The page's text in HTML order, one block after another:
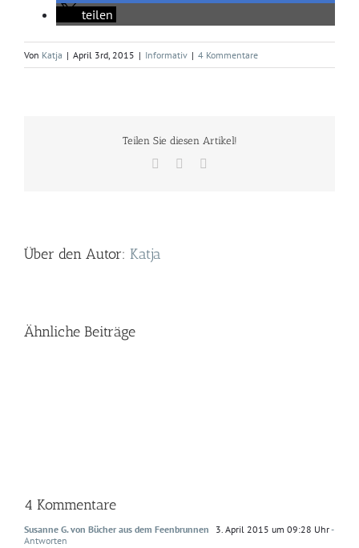
teilen
Von Katja | April 3rd, 2015 | Informativ | 4 Kommentare
Teilen Sie diesen Artikel!
Facebook
Twitter
Über den Autor: Katja
Ähnliche Beiträge
4 Kommentare
Susanne G. von Bücher aus dem Feenbrunnen 3. April 2015 um 09:28 Uhr-
Antworten